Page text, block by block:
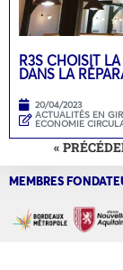
R3S CHOISIT
DANS LA
20/04/2023
ACTUALITÉS EN
ECONOMIE
«
MEMBRES